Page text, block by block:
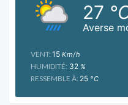
Averse
27
VENT: 15 Km/h
HUMIDITÉ: 32 %
RESSEMBLE À: 25 °C